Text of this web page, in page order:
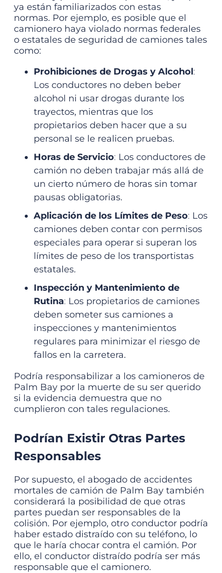
ya están familiarizados con estas
normas. Por ejemplo, es posible que el
camionero haya violado normas federales
o estatales de seguridad de camiones tales
como:
Prohibiciones de Drogas y Alcohol:
Los conductores no deben beber
alcohol ni usar drogas durante los
trayectos, mientras que los
propietarios deben hacer que a su
personal se le realicen pruebas.
Horas de Servicio: Los conductores de
camión no deben trabajar más allá de
un cierto número de horas sin tomar
pausas obligatorias.
Aplicación de los Límites de Peso: Los
camiones deben contar con permisos
especiales para operar si superan los
límites de peso de los transportistas
estatales.
Inspección y Mantenimiento de
Rutina: Los propietarios de camiones
deben someter sus camiones a
inspecciones y mantenimientos
regulares para minimizar el riesgo de
fallos en la carretera.
Podría responsabilizar a los camioneros de
Palm Bay por la muerte de su ser querido
si la evidencia demuestra que no
cumplieron con tales regulaciones.
Podrían Existir Otras Partes
Responsables
Por supuesto, el abogado de accidentes
mortales de camión de Palm Bay también
considerará la posibilidad de que otras
partes puedan ser responsables de la
colisión. Por ejemplo, otro conductor podría
haber estado distraído con su teléfono, lo
que le haría chocar contra el camión. Por
ello, el conductor distraído podría ser más
responsable que el camionero.